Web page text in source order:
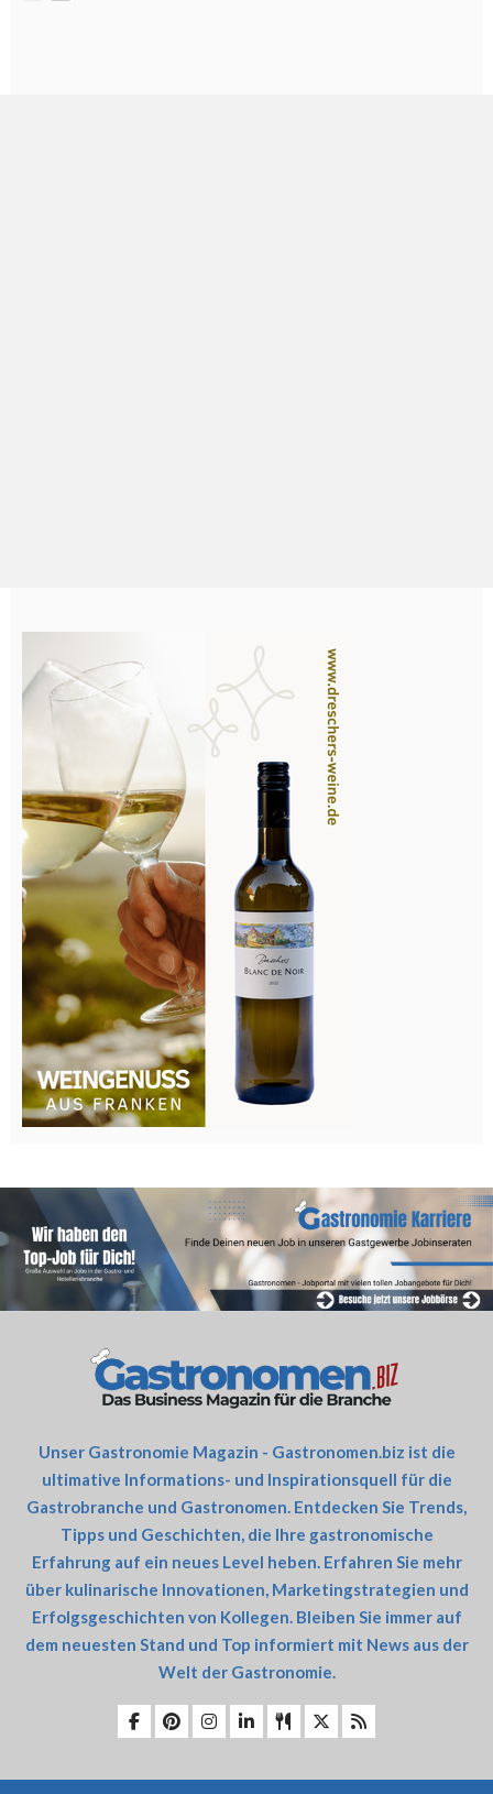
Unser Gastronomie Magazin - Gastronomen.biz ist die
ultimative Informations- und Inspirationsquell für die
Gastrobranche und Gastronomen. Entdecken Sie Trends,
Tipps und Geschichten, die Ihre gastronomische
Erfahrung auf ein neues Level heben. Erfahren Sie mehr
über kulinarische Innovationen, Marketingstrategien und
Erfolgsgeschichten von Kollegen. Bleiben Sie immer auf
dem neuesten Stand und Top informiert mit News aus der
Welt der Gastronomie.